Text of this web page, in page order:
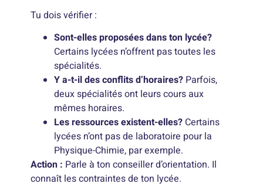
Tu dois vérifier :
Sont-elles proposées dans ton lycée?
Certains lycées n’offrent pas toutes les
spécialités.
Y a-t-il des conflits d’horaires? Parfois,
deux spécialités ont leurs cours aux
mêmes horaires.
Les ressources existent-elles? Certains
lycées n’ont pas de laboratoire pour la
Physique-Chimie, par exemple.
Action : Parle à ton conseiller d’orientation. Il
connaît les contraintes de ton lycée.